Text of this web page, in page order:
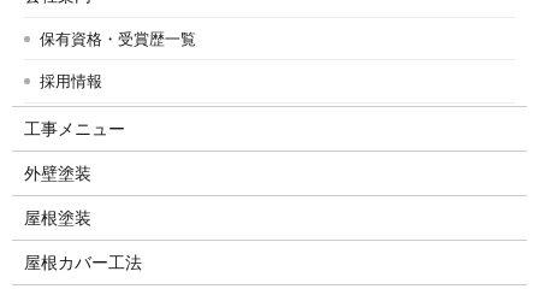
保有資格・受賞歴一覧
採用情報
工事メニュー
外壁塗装
屋根塗装
屋根カバー工法